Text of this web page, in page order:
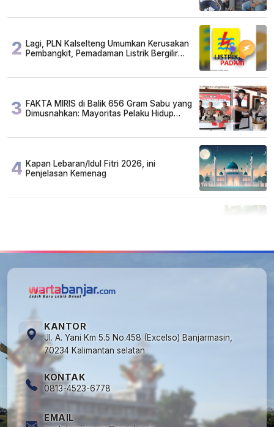
2 Lagi, PLN Kalselteng Umumkan Kerusakan
Pembangkit, Pemadaman Listrik Bergilir
3 FAKTA MIRIS di Balik 656 Gram Sabu yang
Dimusnahkan: Mayoritas Pelaku Hidup
4 Kapan Lebaran/Idul Fitri 2026, ini
Penjelasan Kemenag
KANTOR
Jl. A. Yani Km 5.5 No.458 (Excelso) Banjarmasin,
70234 Kalimantan selatan
KONTAK
0813-4523-6778
EMAIL